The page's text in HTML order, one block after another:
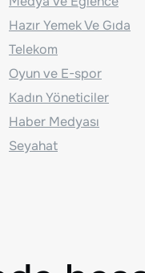
Hazır Yemek Ve Gıda
Telekom
Oyun ve E-spor
Kadın Yöneticiler
Haber Medyası
Seyahat